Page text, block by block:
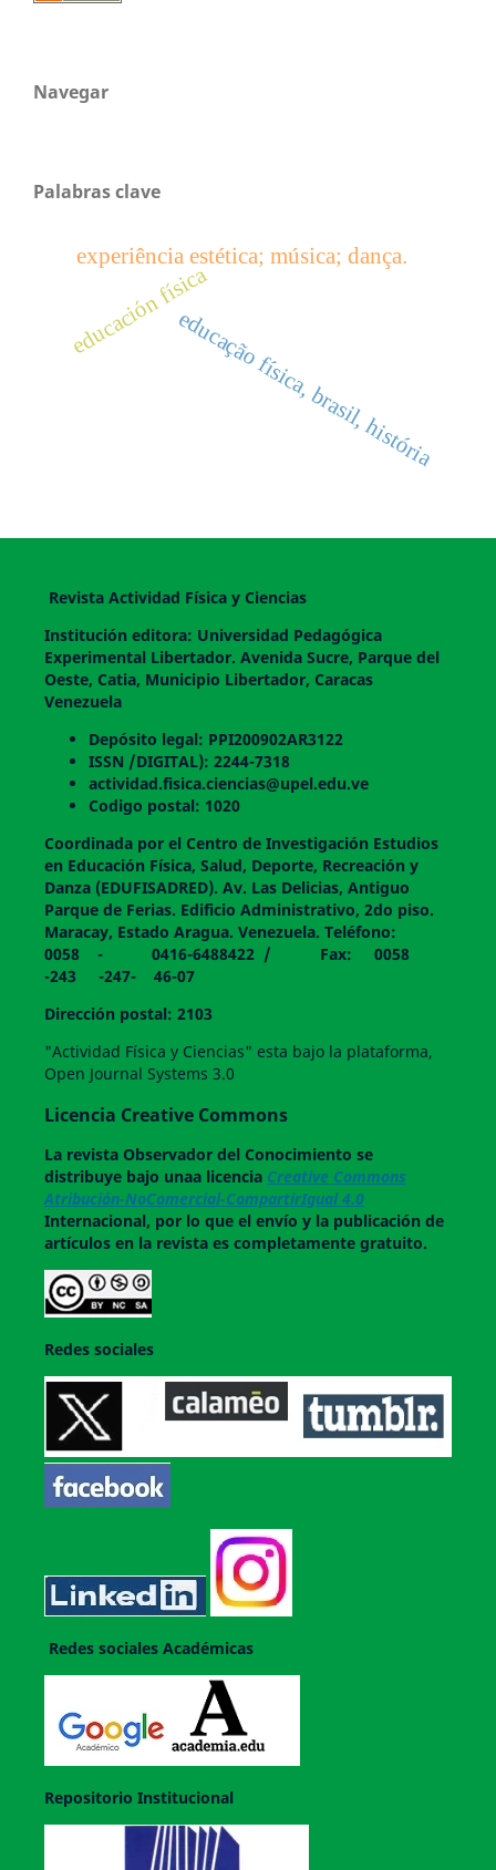
Navegar
Palabras clave
educación físicaeducação física, brasil, história
experiência estética; música; dança.
Revista Actividad Física y Ciencias
Institución editora: Universidad Pedagógica
Experimental Libertador. Avenida Sucre, Parque del
Oeste, Catia, Municipio Libertador, Caracas
Venezuela
Depósito legal: PPI200902AR3122
ISSN /DIGITAL): 2244-7318
actividad.fisica.ciencias@upel.edu.ve
Codigo postal: 1020
Coordinada por el Centro de Investigación Estudios
en Educación Física, Salud, Deporte, Recreación y
Danza (EDUFISADRED). Av. Las Delicias, Antiguo
Parque de Ferias. Edificio Administrativo, 2do piso.
Maracay, Estado Aragua. Venezuela. Teléfono:
0058 - 0416-6488422 / Fax: 0058
-243 -247- 46-07
Dirección postal: 2103
"Actividad Física y Ciencias" esta bajo la plataforma,
Open Journal Systems 3.0
Licencia Creative Commons
La revistaObservador del Conocimiento se
distribuye bajo unaa licencia Creative Commons
Atribución-NoComercial-CompartirIgual 4.0
Internacional, por lo que el envío y la publicación de
artículos en la revista es completamente gratuito.
Redes sociales
Redes sociales Académicas
Repositorio Institucional